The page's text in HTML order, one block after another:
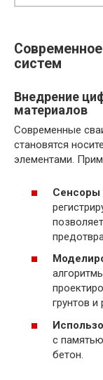
систем
Внедрение
материалов
Современные
становятся
элементами.
Сенсоры
грунтов и
с
бетон.